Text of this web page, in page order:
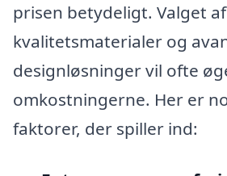
prisen betydeligt. Valget af
kvalitetsmaterialer og
designløsninger vil ofte
omkostningerne. Her er
faktorer, der spiller ind: